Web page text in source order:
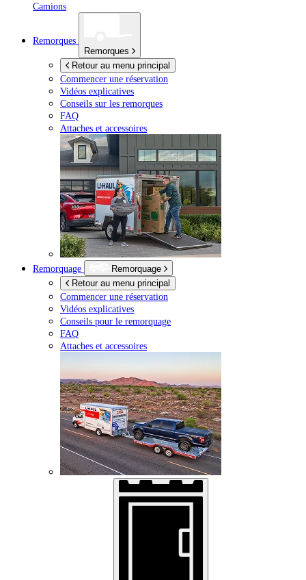
Camions
Remorques
Remorques
Retour au menu principal
Commencer une réservation
Vidéos explicatives
Conseils sur les remorques
FAQ
Attaches et accessoires
Remorquage
Remorquage
Retour au menu principal
Commencer une réservation
Vidéos explicatives
Conseils pour le remorquage
FAQ
Attaches et accessoires